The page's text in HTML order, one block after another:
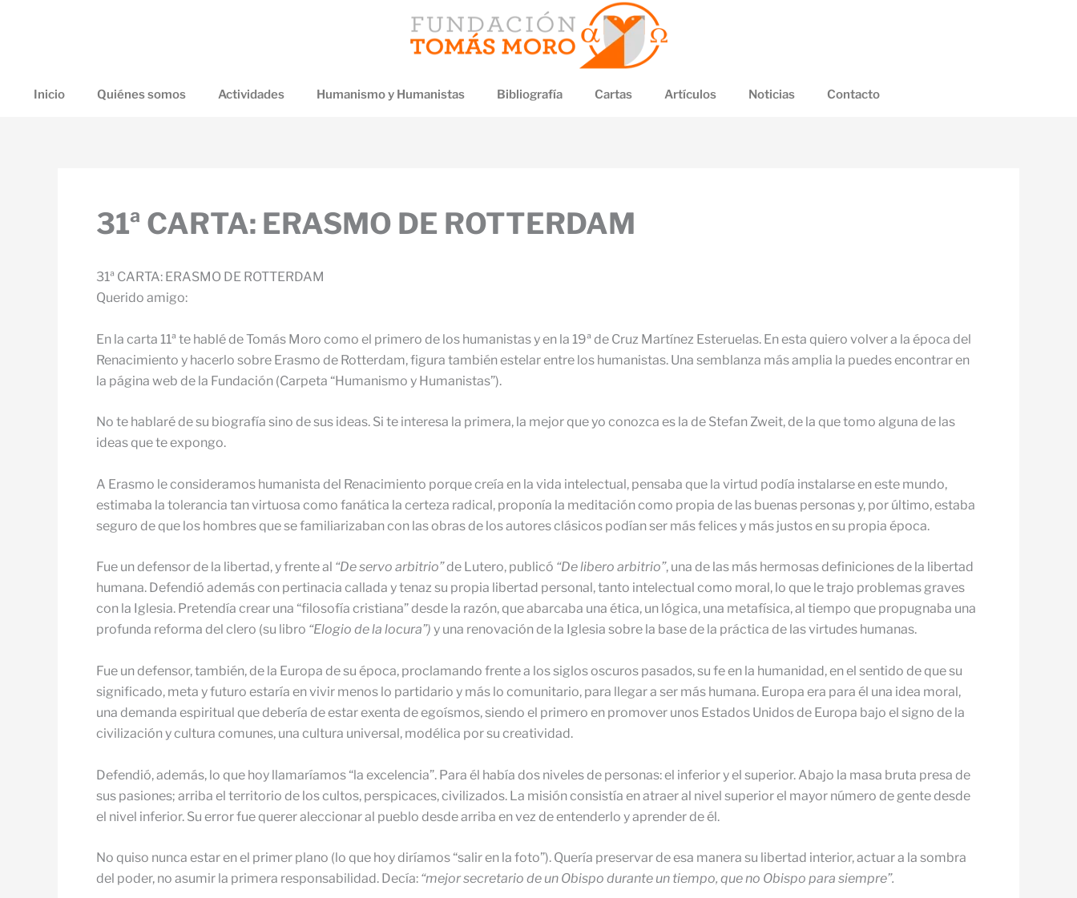
Inicio Quiénes somos Actividades Humanismo y Humanistas Bibliografía Cartas Artículos Noticias Contacto
31ª CARTA: ERASMO DE ROTTERDAM
31ª CARTA: ERASMO DE ROTTERDAM
Querido amigo:
En la carta 11ª te hablé de Tomás Moro como el primero de los humanistas y en la 19ª de Cruz Martínez Esteruelas. En esta quiero volver a la época del
Renacimiento y hacerlo sobre Erasmo de Rotterdam, figura también estelar entre los humanistas. Una semblanza más amplia la puedes encontrar en
la página web de la Fundación (Carpeta “Humanismo y Humanistas”).
No te hablaré de su biografía sino de sus ideas. Si te interesa la primera, la mejor que yo conozca es la de Stefan Zweit, de la que tomo alguna de las
ideas que te expongo.
A Erasmo le consideramos humanista del Renacimiento porque creía en la vida intelectual, pensaba que la virtud podía instalarse en este mundo,
estimaba la tolerancia tan virtuosa como fanática la certeza radical, proponía la meditación como propia de las buenas personas y, por último, estaba
seguro de que los hombres que se familiarizaban con las obras de los autores clásicos podían ser más felices y más justos en su propia época.
Fue un defensor de la libertad, y frente al “De servo arbitrio”de Lutero, publicó “De libero arbitrio”, una de las más hermosas definiciones de la libertad
humana. Defendió además con pertinacia callada y tenaz su propia libertad personal, tanto intelectual como moral, lo que le trajo problemas graves
con la Iglesia. Pretendía crear una “filosofía cristiana” desde la razón, que abarcaba una ética, un lógica, una metafísica, al tiempo que propugnaba una
profunda reforma del clero (su libro “Elogio de la locura”) y una renovación de la Iglesia sobre la base de la práctica de las virtudes humanas.
Fue un defensor, también, de la Europa de su época, proclamando frente a los siglos oscuros pasados, su fe en la humanidad, en el sentido de que su
significado, meta y futuro estaría en vivir menos lo partidario y más lo comunitario, para llegar a ser más humana. Europa era para él una idea moral,
una demanda espiritual que debería de estar exenta de egoísmos, siendo el primero en promover unos Estados Unidos de Europa bajo el signo de la
civilización y cultura comunes, una cultura universal, modélica por su creatividad.
Defendió, además, lo que hoy llamaríamos “la excelencia”. Para él había dos niveles de personas: el inferior y el superior. Abajo la masa bruta presa de
sus pasiones; arriba el territorio de los cultos, perspicaces, civilizados. La misión consistía en atraer al nivel superior el mayor número de gente desde
el nivel inferior. Su error fue querer aleccionar al pueblo desde arriba en vez de entenderlo y aprender de él.
No quiso nunca estar en el primer plano (lo que hoy diríamos “salir en la foto”). Quería preservar de esa manera su libertad interior, actuar a la sombra
del poder, no asumir la primera responsabilidad. Decía: “mejor secretario de un Obispo durante un tiempo, que no Obispo para siempre”.